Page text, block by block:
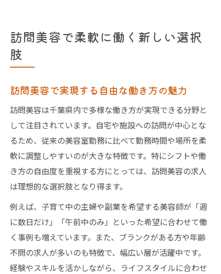
訪問美容求人と訪問理美容visitの特長を解
訪問美容求人が千葉県で増加する背景
千葉の訪問美容求人はどんな職場環境か
訪問美容師求人に求められるスキルと特性
訪問美容と介護美容の求人が融合する現状
訪問理美容visitが注目されるポイント
ワークライフバランス重視なら訪問美容業界へ
訪問美容師求人で家庭と仕事を両立する方
法
訪問美容で求められるワークライフバラン
ス
訪問美容で柔軟に働く新しい選択
肢
訪問美容で実現する自由な働き方の魅力
訪問美容は千葉県内で多様な働き方が実現できる分野と
して注目されています。自宅や施設への訪問が中心とな
るため、従来の美容室勤務に比べて勤務時間や場所を柔
軟に調整しやすいのが大きな特徴です。特にシフトや働
き方の自由度を重視する方にとっては、訪問美容の求人
は理想的な選択肢となり得ます。
例えば、子育て中の主婦や副業を希望する美容師が「週
に数日だけ」「午前中のみ」といった希望に合わせて働
く事例も増えています。また、ブランクがある方や年齢
不問の求人が多いのも特徴で、幅広い層が活躍中です。
経験やスキルを活かしながら、ライフスタイルに合わせ